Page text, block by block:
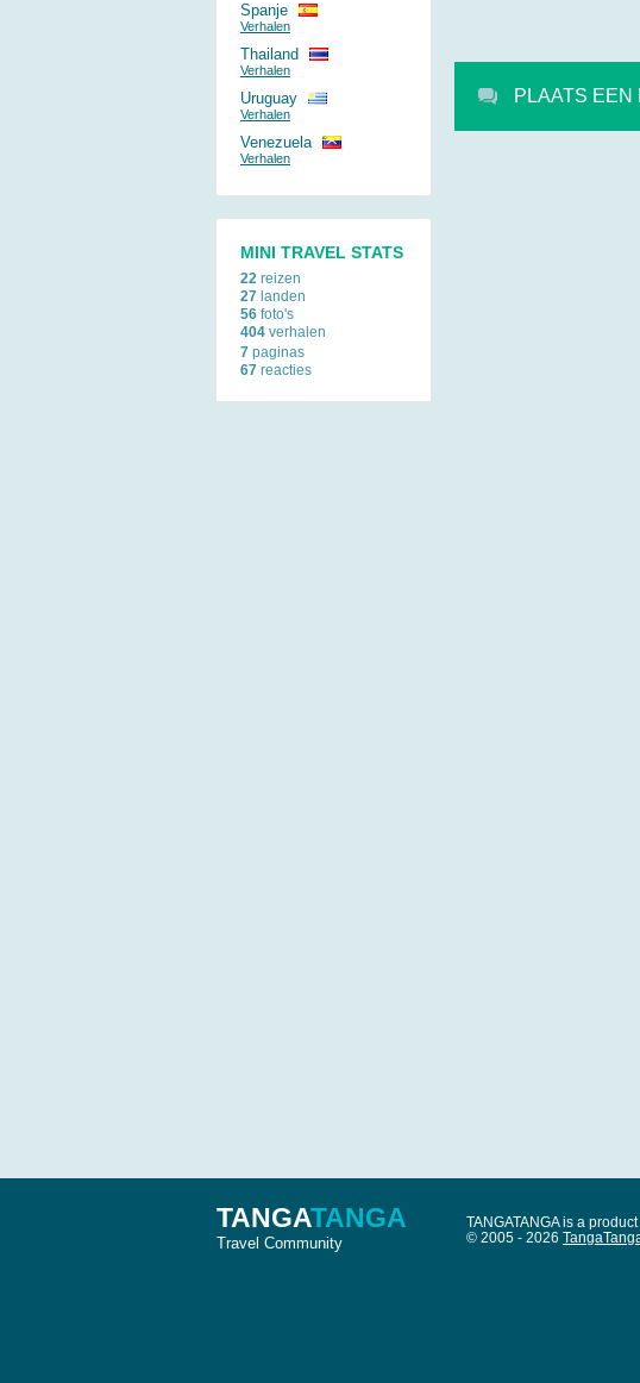
PLAATS EEN
Spanje
Verhalen
Thailand
Verhalen
Uruguay
Verhalen
Venezuela
Verhalen
MINI TRAVEL STATS
22 reizen
27 landen
56 foto's
404 verhalen
7 paginas
67 reacties
TANGATANGA
Travel Community
TANGATANGA is a
© 2005 - 2026